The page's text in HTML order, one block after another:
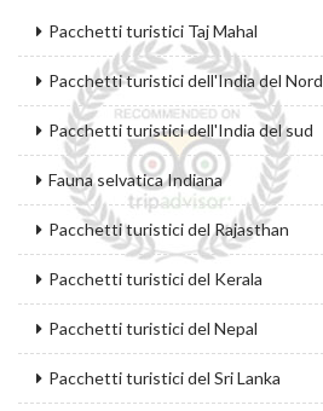
Pacchetti turistici Taj Mahal
Pacchetti turistici dell'India del Nord
Pacchetti turistici dell'India del sud
Fauna selvatica Indiana
Pacchetti turistici del Rajasthan
Pacchetti turistici del Kerala
Pacchetti turistici del Nepal
Pacchetti turistici del Sri Lanka